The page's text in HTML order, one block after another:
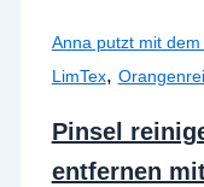
Anna putzt mit dem
LimTex,
Pinsel
entfernen